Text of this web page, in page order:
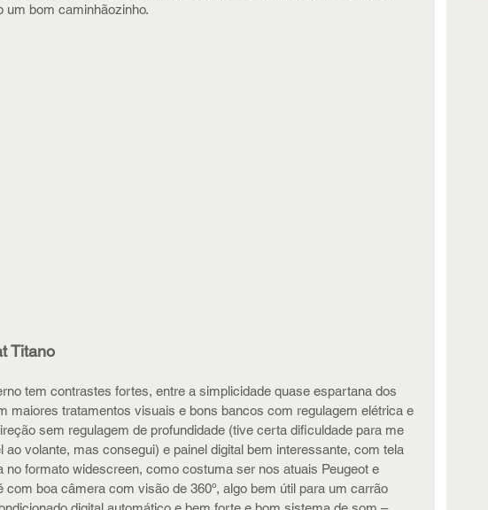
um bom caminhãozinho.
Titano
tem contrastes fortes, entre a simplicidade quase espartana dos
maiores tratamentos visuais e bons bancos com regulagem elétrica e
sem regulagem de profundidade (tive certa dificuldade para me
ao volante, mas consegui) e painel digital bem interessante, com tela
no formato widescreen, como costuma ser nos atuais Peugeot e
com boa câmera com visão de 360º, algo bem útil para um carrão